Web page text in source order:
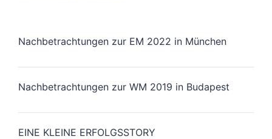
Nachbetrachtungen zur EM 2022 in München
Nachbetrachtungen zur WM 2019 in Budapest
EINE KLEINE ERFOLGSSTORY